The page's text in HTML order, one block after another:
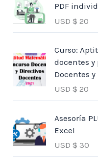
PDF
USD $ 20
Curso:
docentes y
Docentes y
USD $ 20
Asesoría
Excel
USD $ 30